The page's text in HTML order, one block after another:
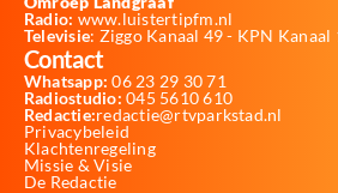
Radio: www.luistertipfm.nl
Televisie: Ziggo Kanaal 49 - KPN Kanaal
Contact
Whatsapp: 06 23 29 30 71
Radiostudio: 045 5610 610
Redactie:redactie@rtvparkstad.nl
Privacybeleid
Klachtenregeling
Missie & Visie
De Redactie